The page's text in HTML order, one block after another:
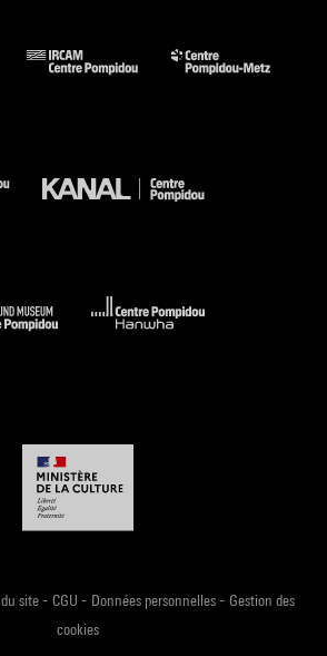
site- CGU - Données personnelles- Gestion des
cookies